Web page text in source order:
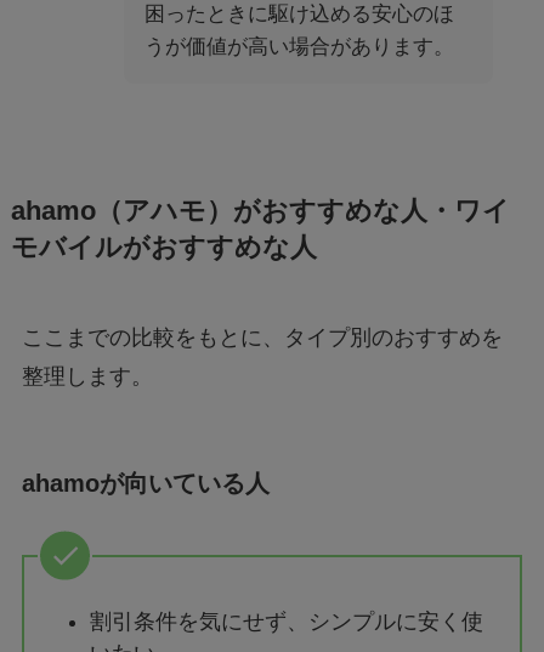
困ったときに駆け込める安心のほ
うが価値が高い場合があります。
ahamo（アハモ）がおすすめな人・ワイ
モバイルがおすすめな人
ここまでの比較をもとに、タイプ別のおすすめを
整理します。
ahamoが向いている人
割引条件を気にせず、シンプルに安く使